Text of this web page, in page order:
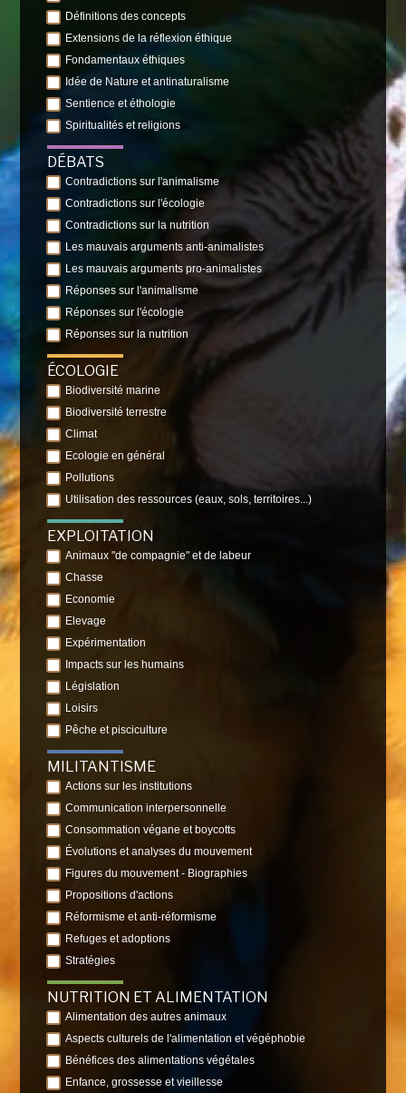
Définitions des concepts
Extensions de la réflexion éthique
Fondamentaux éthiques
Idée de Nature et antinaturalisme
Sentience et éthologie
Spiritualités et religions
DÉBATS
Contradictions sur l'animalisme
Contradictions sur l'écologie
Contradictions sur la nutrition
Les mauvais arguments anti-animalistes
Les mauvais arguments pro-animalistes
Réponses sur l'animalisme
Réponses sur l'écologie
Réponses sur la nutrition
ÉCOLOGIE
Biodiversité marine
Biodiversité terrestre
Climat
Ecologie en général
Pollutions
Utilisation des ressources (eaux, sols, territoires...)
EXPLOITATION
Animaux "de compagnie" et de labeur
Chasse
Economie
Elevage
Expérimentation
Impacts sur les humains
Législation
Loisirs
Pêche et pisciculture
MILITANTISME
Actions sur les institutions
Communication interpersonnelle
Consommation végane et boycotts
Évolutions et analyses du mouvement
Figures du mouvement - Biographies
Propositions d'actions
Réformisme et anti-réformisme
Refuges et adoptions
Stratégies
NUTRITION ET ALIMENTATION
Alimentation des autres animaux
Aspects culturels de l'alimentation et végéphobie
Bénéfices des alimentations végétales
Enfance, grossesse et vieillesse